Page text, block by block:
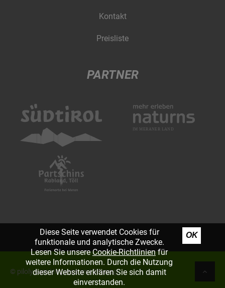
Kontakt
Preisliste
PARTNER
© piloly.com|Impressum|Sitemap
Diese Seite verwendet Cookies für
funktionale und analytische Zwecke.
Lesen Sie unsereCookie-Richtlinienfür
weitere Informationen. Durch die Nutzung
dieser Website erklären Sie sich damit
einverstanden.
OK